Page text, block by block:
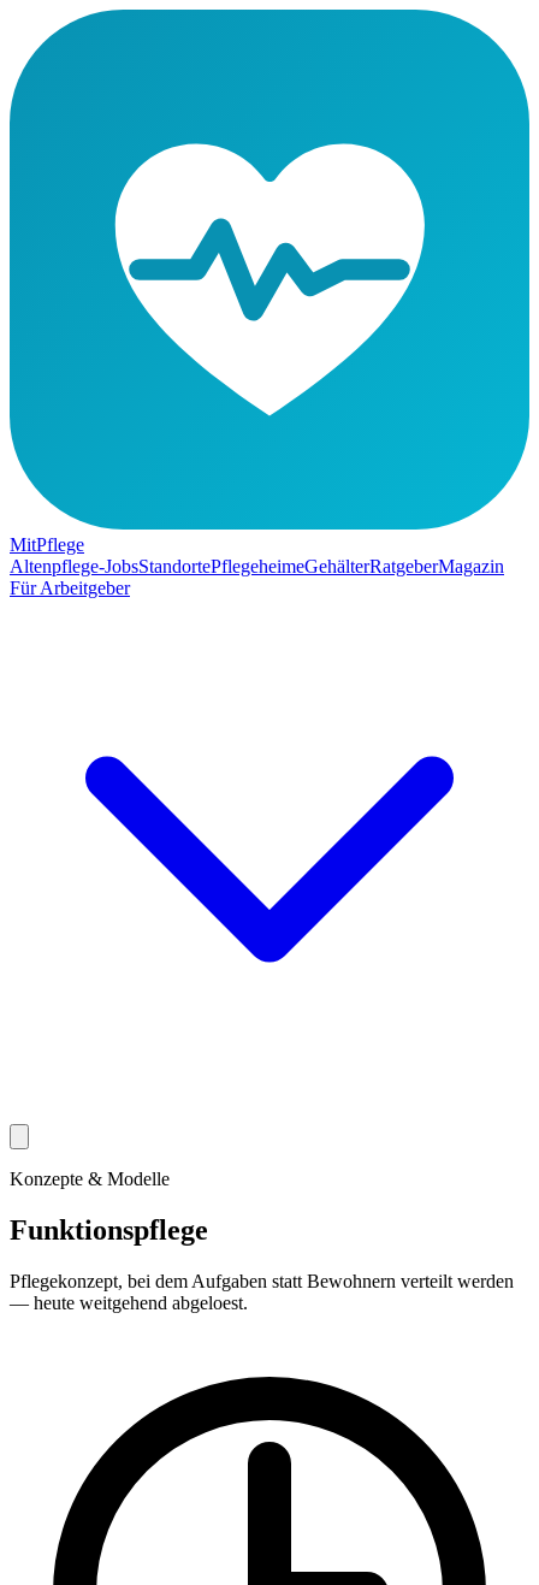
MitPflege
Altenpflege-JobsStandortePflegeheimeGehälterRatgeberMagazin
Für Arbeitgeber
Konzepte & Modelle
Funktionspflege
Pflegekonzept, bei dem Aufgaben statt Bewohnern verteilt werden
— heute weitgehend abgeloest.